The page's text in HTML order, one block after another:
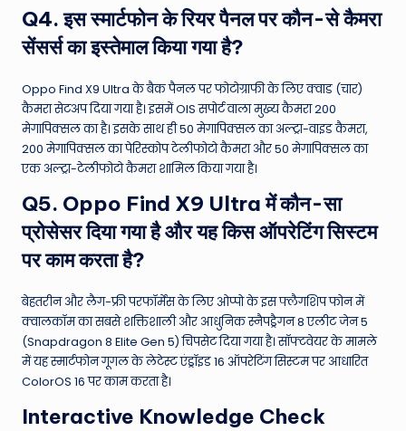
Q4. इस स्मार्टफोन के रियर पैनल पर कौन-से कैमरा
सेंसर्स का इस्तेमाल किया गया है?
Oppo Find X9 Ultra के बैक पैनल पर फोटोग्राफी के लिए क्वाड (चार)
कैमरा सेटअप दिया गया है। इसमें OIS सपोर्ट वाला मुख्य कैमरा 200
मेगापिक्सल का है। इसके साथ ही 50 मेगापिक्सल का अल्ट्रा-वाइड कैमरा,
200 मेगापिक्सल का पेरिस्कोप टेलीफोटो कैमरा और 50 मेगापिक्सल का
एक अल्ट्रा-टेलीफोटो कैमरा शामिल किया गया है।
Q5. Oppo Find X9 Ultra में कौन-सा
प्रोसेसर दिया गया है और यह किस ऑपरेटिंग सिस्टम
पर काम करता है?
बेहतरीन और लैग-फ्री परफॉर्मेंस के लिए ओप्पो के इस फ्लैगशिप फोन में
क्वालकॉम का सबसे शक्तिशाली और आधुनिक स्नैपड्रैगन 8 एलीट जेन 5
(Snapdragon 8 Elite Gen 5) चिपसेट दिया गया है। सॉफ्टवेयर के मामले
में यह स्मार्टफोन गूगल के लेटेस्ट एंड्रॉइड 16 ऑपरेटिंग सिस्टम पर आधारित
ColorOS 16 पर काम करता है।
Interactive Knowledge Check